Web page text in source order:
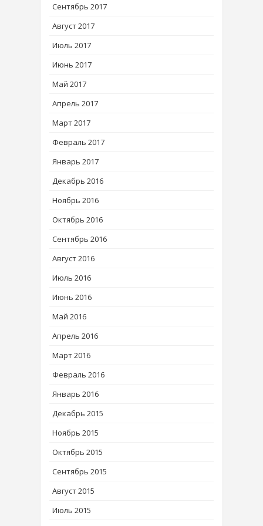
Сентябрь 2017
Август 2017
Июль 2017
Июнь 2017
Май 2017
Апрель 2017
Март 2017
Февраль 2017
Январь 2017
Декабрь 2016
Ноябрь 2016
Октябрь 2016
Сентябрь 2016
Август 2016
Июль 2016
Июнь 2016
Май 2016
Апрель 2016
Март 2016
Февраль 2016
Январь 2016
Декабрь 2015
Ноябрь 2015
Октябрь 2015
Сентябрь 2015
Август 2015
Июль 2015